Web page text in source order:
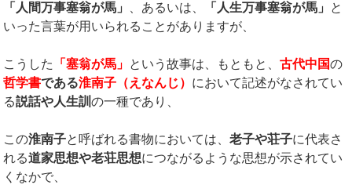
「人間万事塞翁が馬」 、あるいは、 「人生万事塞翁が馬」 と
いった言葉が用いられることがありますが、
こうした 「塞翁が馬」 という故事は、もともと、古代中国の
哲学書である淮南子（えなんじ） において記述がなされてい
る説話や人生訓の一種であり、
この淮南子と呼ばれる書物においては、老子や荘子に代表さ
れる道家思想や老荘思想につながるような思想が示されてい
くなかで、